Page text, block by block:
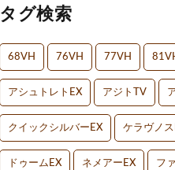
タグ検索
68VH 76VH 77VH
アシュトレトEX アジトTV
クイックシルバーEX ケラヴノス
ドゥームEX ネメアーEX フ